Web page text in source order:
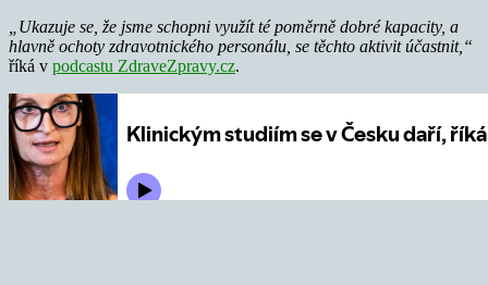
„Ukazuje se, že jsme schopni využít té poměrně dobré kapacity, a
hlavně ochoty zdravotnického personálu, se těchto aktivit účastnit,“
říká v podcastu ZdraveZpravy.cz.